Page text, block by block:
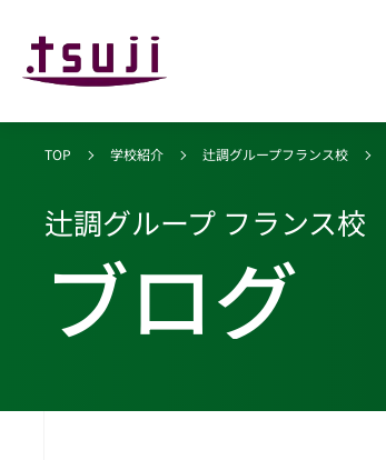
TOP 学校紹介 辻調グループフランス校
辻調グループ フランス校
ブログ